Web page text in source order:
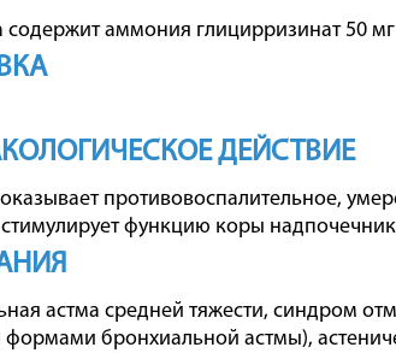
содержит аммония глицирризинат 50 мг
ДЕЙСТВИЕ
противовоспалительное,
стимулирует функцию коры
астма средней тяжести, синдром
бронхиальной астмы),